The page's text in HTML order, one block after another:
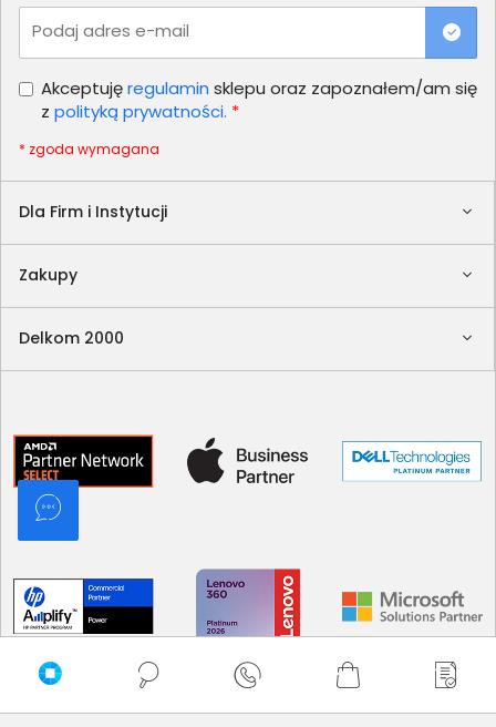
Dla Firm i Instytucji
Zakupy
Delkom 2000
Podaj adres e-mail
Akceptujęregulamin sklepu oraz zapoznałem/am się
z polityką prywatności. *
* zgoda wymagana